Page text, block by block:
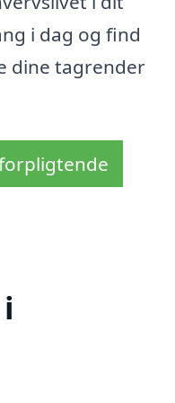
i dag og find
dine tagrender